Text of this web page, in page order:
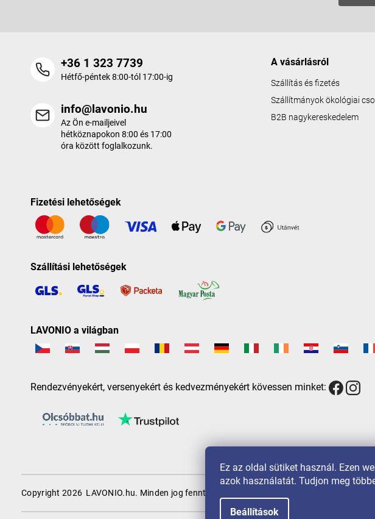
Ez az oldal sütiket használ. Ezen
azok használatát. Tudjon meg
Beállítások
+36 1 323 7739
Hétfő-péntek 8:00-tól 17:00-ig
info@lavonio.hu
Az Ön e-mailjeivel
hétköznapokon 8:00 és 17:00
óra között foglalkozunk.
A vásárlásról
Szállítás és fizetés
Szállítmányok ökológiai
B2B nagykereskedelem
Fizetési lehetőségek
Szállítási lehetőségek
LAVONIO a világban
Rendezvényekért, versenyekért és kedvezményekért kövessen minket:
Copyright 2026 LAVONIO.hu. Minden jog fenntartva.